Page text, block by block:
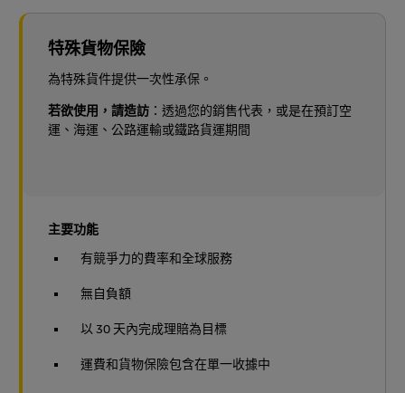
特殊貨物保險
為特殊貨件提供一次性承保。
若欲使用，請造訪 ：透過您的銷售代表，或是在預訂空
運、海運、公路運輸或鐵路貨運期間
主要功能
有競爭力的費率和全球服務
無自負額
以 30 天內完成理賠為目標
運費和貨物保險包含在單一收據中